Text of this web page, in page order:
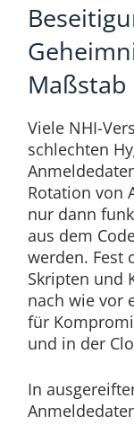
Maßstab
Viele NHI-
schlechten
Rotation von
nur dann
aus dem
werden. Fest
Skripten und
nach wie vor
für
und in der
In